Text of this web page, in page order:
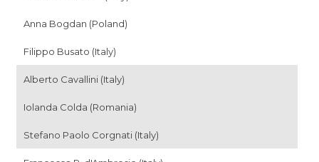
Anna Bogdan (Poland)
Filippo Busato (Italy)
Alberto Cavallini (Italy)
Iolanda Colda (Romania)
Stefano Paolo Corgnati (Italy)